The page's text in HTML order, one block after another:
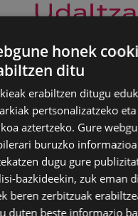
Egogain
10etik abuztuaren
lanak direla-eta
honek
ditu
erabiltzen ditugu
pertsonalizatzeko
aztertzeko. Gure
buruzko
dugu gure
bazkideekin, zuk eman
beren zerbitzuak
duten beste informazio